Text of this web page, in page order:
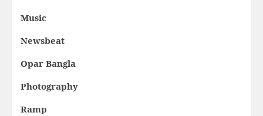
Music
Newsbeat
Opar Bangla
Photography
Ramp